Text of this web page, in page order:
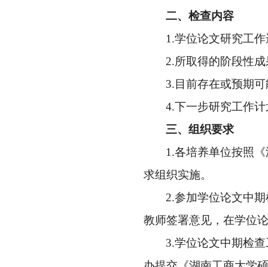
二、检查内容
1.学位论文研究工
2.所取得的阶段性成
3. 目前存在或预期
4.下一步研究工作
三、组织要求
1.各培养单位按照
求组织实施。
2.参加学位论文中
教师签署意见，在学位
3.学位论文中期检